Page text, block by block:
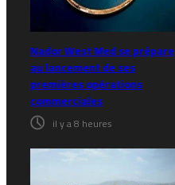
Nador West Med se prépare
au lancement de ses
premières opérations
commerciales
il y a 8 heures